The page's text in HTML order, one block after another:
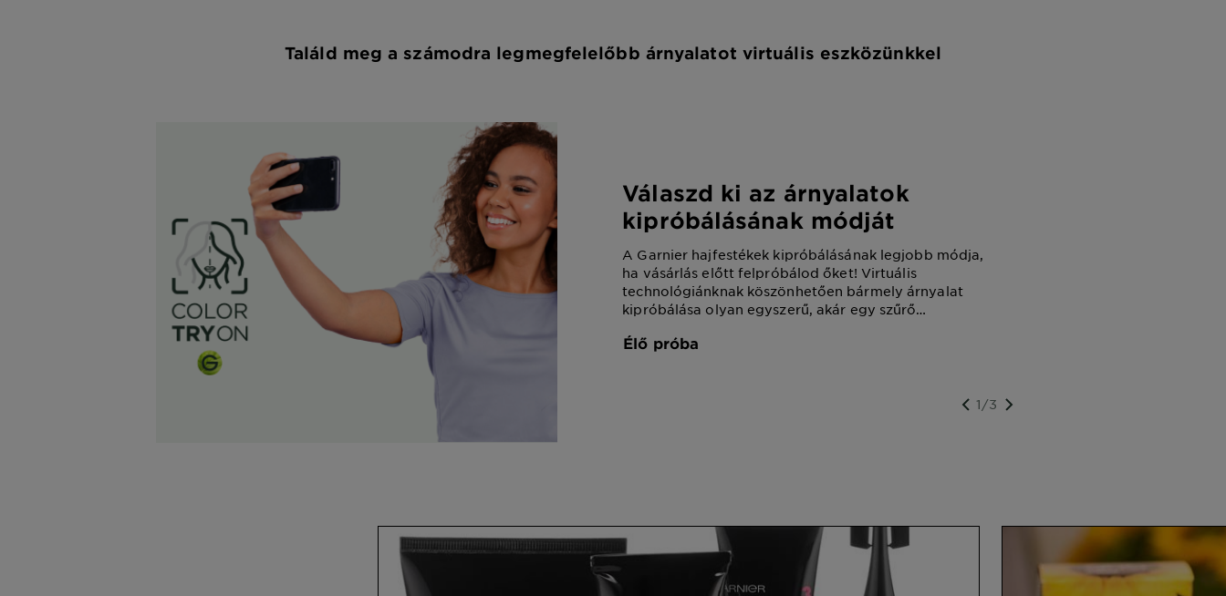
Találd meg a számodra legmegfelelőbb árnyalatot virtuális eszközünkkel
Válaszd ki az árnyalatok
kipróbálásának módját
A Garnier hajfestékek kipróbálásának legjobb módja,
ha vásárlás előtt felpróbálod őket! Virtuális
technológiánknak köszönhetően bármely árnyalat
kipróbálása olyan egyszerű, akár egy szűrő
kamerájával vagy egy webkamerával élőben
Élő próba
1/3